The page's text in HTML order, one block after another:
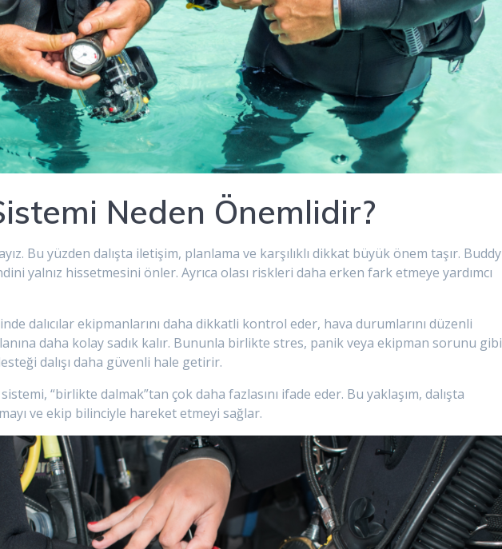
Neden Önemlidir?
Bu yüzden dalışta iletişim, planlama ve karşılıklı dikkat büyük önem taşır. Buddy
yalnız hissetmesini önler. Ayrıca olası riskleri daha erken fark etmeye yardımcı
dalıcılar ekipmanlarını daha dikkatli kontrol eder, hava durumlarını düzenli
daha kolay sadık kalır. Bununla birlikte stres, panik veya ekipman sorunu gibi
dalışı daha güvenli hale getirir.
“birlikte dalmak”tan çok daha fazlasını ifade eder. Bu yaklaşım, dalışta
ve ekip bilinciyle hareket etmeyi sağlar.